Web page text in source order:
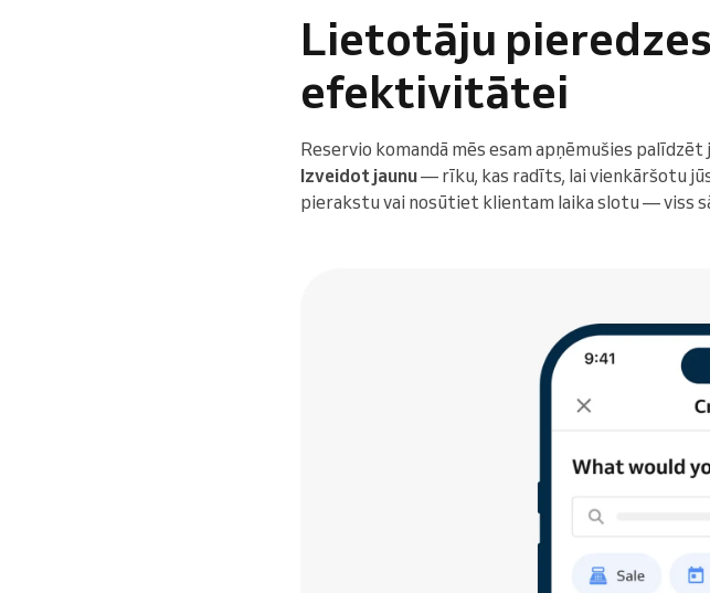
Lietotāju
efektivitātei
Reservio komandā mēs esam apņēmušies
Izveidot jaunu— rīku, kas radīts, lai vienkāršotu
pierakstu vai nosūtiet klientam laika slotu — viss